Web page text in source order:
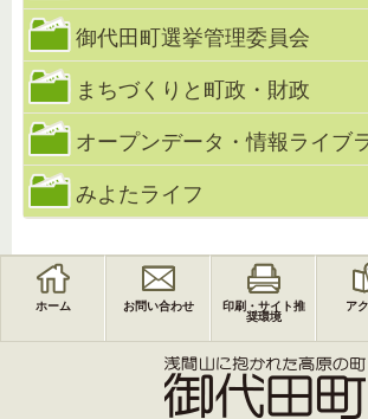
御代田町選挙管理委員会
まちづくりと町政・財政
オープンデータ・情報ライブ
みよたライフ
ホーム お問い合わせ
印刷・サイト推
奨環境
ア